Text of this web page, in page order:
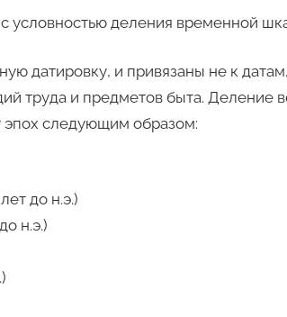
условностью деления временной
датировку, и привязаны не к
труда и предметов быта. Деление
эпох следующим образом:
до н.э.)
н.э.)